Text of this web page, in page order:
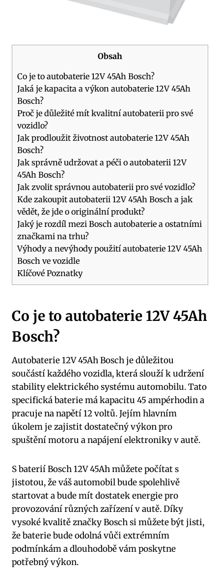
Obsah
Co je to autobaterie 12V 45Ah Bosch?
Jaká je kapacita a výkon autobaterie 12V 45Ah
Bosch?
Proč je důležité mít kvalitní autobaterii pro své
vozidlo?
Jak prodloužit životnost autobaterie 12V 45Ah
Bosch?
Jak správně udržovat a péči o autobaterii 12V
45Ah Bosch?
Jak zvolit správnou autobaterii pro své vozidlo?
Kde zakoupit autobaterii 12V 45Ah Bosch a jak
vědět, že jde o originální produkt?
Jaký je rozdíl mezi Bosch autobaterie a ostatními
značkami na trhu?
Výhody a nevýhody použití autobaterie 12V 45Ah
Bosch ve vozidle
Klíčové Poznatky
Co je to autobaterie 12V 45Ah
Bosch?
Autobaterie 12V 45Ah Bosch je důležitou
součástí každého vozidla, která slouží k udržení
stability elektrického systému automobilu. Tato
specifická baterie má kapacitu 45 ampérhodin a
pracuje na napětí 12 voltů. Jejím hlavním
úkolem je zajistit dostatečný výkon pro
spuštění motoru a napájení elektroniky v autě.
S baterií Bosch 12V 45Ah můžete počítat s
jistotou, že váš automobil bude spolehlivě
startovat a bude mít dostatek energie pro
provozování různých zařízení v autě. Díky
vysoké kvalitě značky Bosch si můžete být jisti,
že baterie bude odolná vůči extrémním
podmínkám a dlouhodobě vám poskytne
potřebný výkon.